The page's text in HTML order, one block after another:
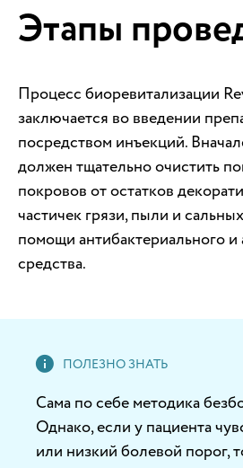
Этапы
Процесс биоревитализации
заключается во введении
посредством инъекций.
должен тщательно очистить
покровов от остатков
частичек грязи, пыли и
помощи антибактериального и
средства.
Сама по себе методика
Однако, если у пациента
или низкий болевой порог,